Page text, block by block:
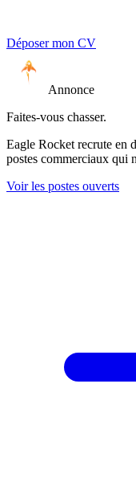
Déposer mon CV
Annonce
Faites-vous chasser.
Eagle Rocket recrute en
postes commerciaux qui
Voir les postes ouverts